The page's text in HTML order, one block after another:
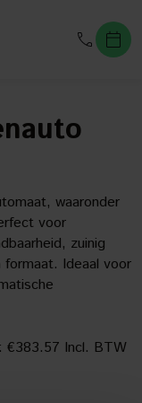
waaronder
voor
zuinig
Ideaal voor
€383.57 Incl. BTW